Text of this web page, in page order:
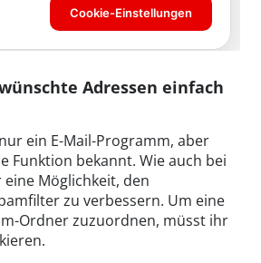
Adressen einfach
ein E-Mail-Programm, aber
Funktion bekannt. Wie auch bei
Möglichkeit, den
zu verbessern. Um eine
Ordner zuzuordnen, müsst ihr